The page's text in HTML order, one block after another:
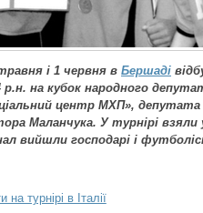
і 1 червня в Бершаді
р.н. на кубок народного
центр МХП», депутата
Маланчука. У турнірі взяли
вийшли господарі і
турнірі в Італії